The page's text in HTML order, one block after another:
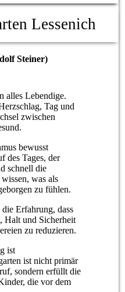
Lessenich
Steiner)
alles Lebendige.
Tag und
zwischen
bewusst
des Tages, der
schnell die
was als
zu fühlen.
Erfahrung, dass
Halt und Sicherheit
zu reduzieren.
ist
ist nicht primär
sondern erfüllt die
die vor dem